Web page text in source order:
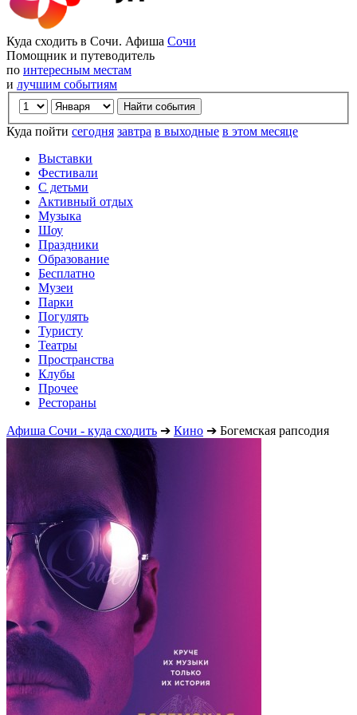
Куда сходить в Сочи. Афиша Сочи
Помощник и путеводитель
по интересным местам
и лучшим событиям
Куда пойти сегодня завтра в выходные в этом месяце
Выставки
Фестивали
С детьми
Активный отдых
Музыка
Шоу
Праздники
Образование
Бесплатно
Музеи
Парки
Погулять
Туристу
Театры
Пространства
Клубы
Прочее
Рестораны
Афиша Сочи - куда сходить ➔ Кино ➔ Богемская рапсодия